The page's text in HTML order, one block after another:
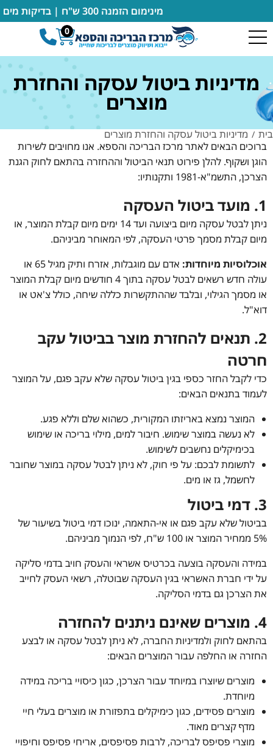
מינימום הזמנה 300 ש"ח | בדיקות מים מבוצעות במקום ללא חיוב | מעבדה מורשית של רובוטים דולפין מיטרוניקס
0
מדיניות ביטול עסקה והחזרת
מוצרים
בית / מדיניות ביטול עסקה והחזרת מוצרים
ברוכים הבאים לאתר מרכז הבריכה והספא. אנו מחויבים לשירות
הוגן ושקוף. להלן פירוט תנאי הביטול וההחזרה בהתאם לחוק הגנת
הצרכן, התשמ"א-1981 ותקנותיו:
1. מועד ביטול העסקה
ניתן לבטל עסקה מיום ביצועה ועד 14 ימים מיום קבלת המוצר, או
מיום קבלת מסמך פרטי העסקה, לפי המאוחר מביניהם.
אוכלוסיות מיוחדות:
אדם עם מוגבלות, אזרח ותיק מגיל 65 או
עולה חדש רשאים לבטל עסקה בתוך 4 חודשים מיום קבלת המוצר
או מסמך הגילוי, ובלבד שההתקשרות כללה שיחה, כולל צ'אט או
דוא"ל.
2. תנאים להחזרת מוצר בביטול עקב
חרטה
כדי לקבל החזר כספי בגין ביטול עסקה שלא עקב פגם, על המוצר
לעמוד בתנאים הבאים:
המוצר נמצא באריזתו המקורית, כשהוא שלם וללא פגע.
לא נעשה במוצר שימוש. חיבור למים, מילוי בריכה או שימוש
בכימיקלים נחשבים לשימוש.
לתשומת לבכם: על פי חוק, לא ניתן לבטל עסקה במוצר שחובר
לחשמל, גז או מים.
3. דמי ביטול
בביטול שלא עקב פגם או אי-התאמה, ינוכו דמי ביטול בשיעור של
5% ממחיר המוצר או 100 ש"ח, לפי הנמוך מביניהם.
במידה והעסקה בוצעה בכרטיס אשראי והעסק חויב בדמי סליקה
על ידי חברת האשראי בגין העסקה שבוטלה, רשאי העסק לחייב
את הצרכן גם בדמי הסליקה.
4. מוצרים שאינם ניתנים להחזרה
בהתאם לחוק ולמדיניות החברה, לא ניתן לבטל עסקה או לבצע
החזרה או החלפה עבור המוצרים הבאים:
מוצרים שיוצרו במיוחד עבור הצרכן, כגון כיסויי בריכה במידה
מיוחדת.
מוצרים פסידים, כגון כימיקלים בתפזורת או מוצרים בעלי חיי
מדף קצרים מאוד.
מוצרי פסיפס לבריכה, לרבות פסיפסים, אריחי פסיפס וחיפויי